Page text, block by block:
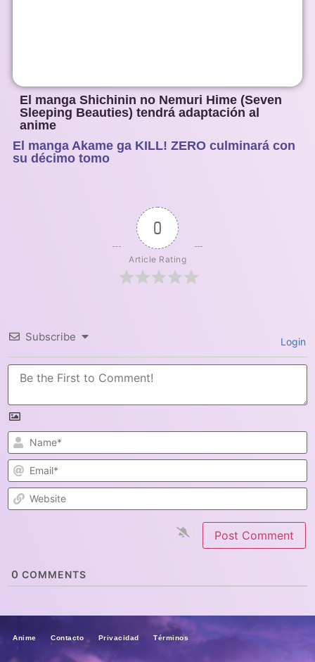
El manga Shichinin no Nemuri Hime (Seven
Sleeping Beauties) tendrá adaptación al
anime
El manga Akame ga KILL! ZERO culminará con
su décimo tomo
0
Article Rating
Subscribe Login
0 COMMENTS
Anime Contacto Privacidad Términos